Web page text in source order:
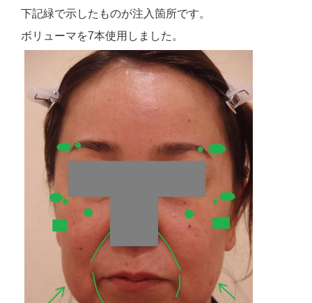
下記緑で示したものが注入箇所です。
ボリューマを7本使用しました。